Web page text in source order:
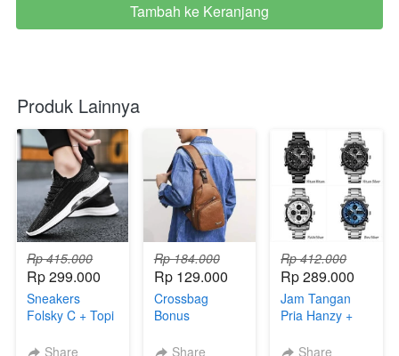
`
Tambah ke Keranjang
Produk Lainnya
Rp 415.000
Rp 299.000
Sneakers
Folsky C + Topi
Dompet Keren
Share
Rp 184.000
Rp 129.000
Crossbag
Bonus
Share
Rp 412.000
Rp 289.000
Jam Tangan
Pria Hanzy +
Dompet Keren
Share